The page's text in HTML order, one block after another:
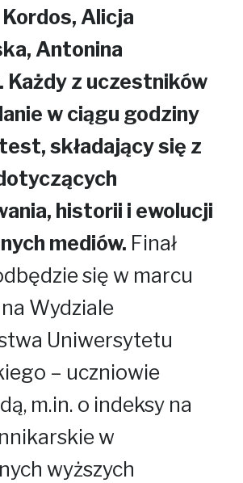
Kordos, Alicja
Antonina
Każdy z uczestników
w ciągu godziny
składający się z
historii i ewolucji
mediów. Finał
się w marcu
Wydziale
Uniwersytetu
– uczniowie
m.in. o indeksy na
w
wyższych